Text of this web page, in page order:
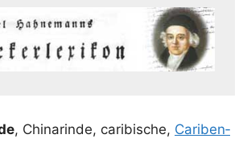
, Chi­na­rin­de, cari­bi­sche, Cari­ben­